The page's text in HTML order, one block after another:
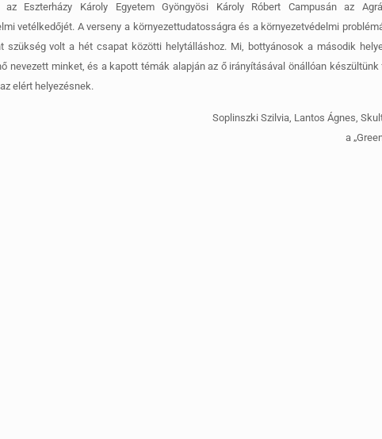
Eszterházy Károly Egyetem Gyöngyösi Károly Róbert Campusán az
vetélkedőjét. A verseny a környezettudatosságra és a környezetvédelmi
szükség volt a hét csapat közötti helytálláshoz. Mi, bottyánosok a második
nevezett minket, és a kapott témák alapján az ő irányításával önállóan készültünk
elért helyezésnek.
Soplinszki Szilvia, Lantos Ágnes,
a